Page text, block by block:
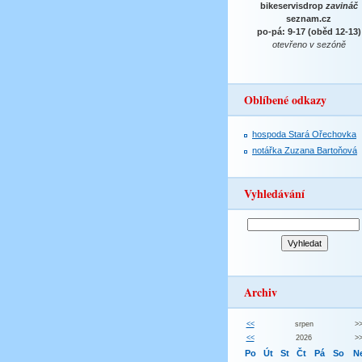
bikeservisdrop zavináč
seznam.cz
po-pá: 9-17 (oběd 12-13)
otevřeno v sezóně
Oblíbené odkazy
hospoda Stará Ořechovka
notářka Zuzana Bartoňová
Vyhledávání
Archiv
<< srpen
>>
<<
2026 >>
Po Út St Čt Pá So